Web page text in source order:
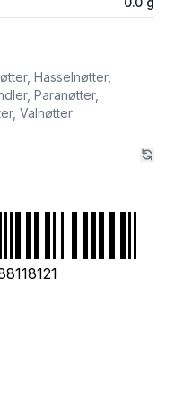
Natural
Hasselnøtter,
Paranøtter,
Valnøtter